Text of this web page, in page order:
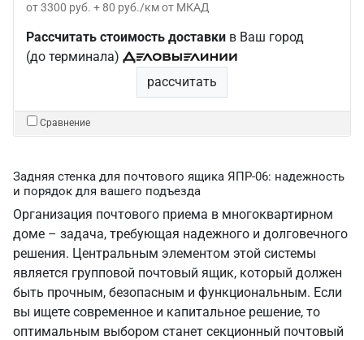
от 3300 руб. + 80 руб./км от МКАД
Рассчитать стоимость доставки в Ваш город
(до терминала)
рассчитать
Сравнение
Задняя стенка для почтового ящика ЯПР-06: надежность
и порядок для вашего подъезда
Организация почтового приема в многоквартирном
доме – задача, требующая надежного и долговечного
решения. Центральным элементом этой системы
является групповой почтовый ящик, который должен
быть прочным, безопасным и функциональным. Если
вы ищете современное и капитальное решение, то
оптимальным выбором станет секционный почтовый